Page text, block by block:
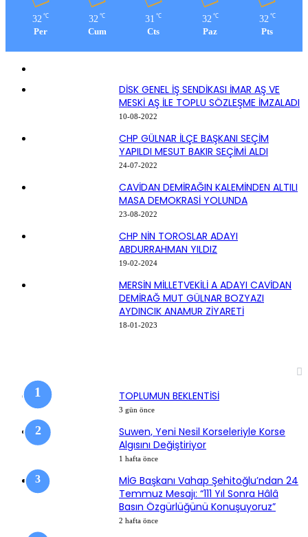
32 ℃
Per
32 ℃
Cum
31 ℃
Cts
32 ℃
Paz
32 ℃
Pts
DİSK GENEL İŞ SENDİKASI İMAR AŞ VE
MESKİ AŞ İLE TOPLU SÖZLEŞME İMZALADI
10-08-2022
CHP GÜLNAR İLÇE BAŞKANI SEÇİM
YAPILDI MESUT BAKIR SEÇİMİ ALDI
24-07-2022
CAVİDAN DEMİRAĞIN KALEMİNDEN ALTILI
MASA DEMOKRASİ YOLUNDA
23-08-2022
CHP NİN TOROSLAR ADAYI
ABDURRAHMAN YILDIZ
19-02-2024
MERSİN MİLLETVEKİLİ A ADAYI CAVİDAN
DEMİRAĞ MUT GÜLNAR BOZYAZI
AYDINCIK ANAMUR ZİYARETİ
18-01-2023
TOPLUMUN BEKLENTİSİ
3 gün önce
Suwen, Yeni Nesil Korseleriyle Korse
Algısını Değiştiriyor
1 hafta önce
MİG Başkanı Vahap Şehitoğlu’ndan 24
Temmuz Mesajı: “111 Yıl Sonra Hâlâ
Basın Özgürlüğünü Konuşuyoruz”
2 hafta önce